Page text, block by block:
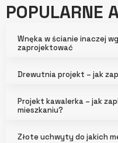
POPULARNE
Wnęka w ścianie inaczej
zaprojektować
Drewutnia projekt – jak
Projekt kawalerka – jak
mieszkaniu?
Złote uchwyty do jakich